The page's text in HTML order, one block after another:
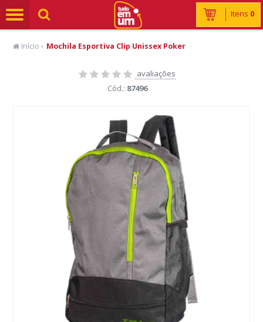
Itens 0
Início › Mochila Esportiva Clip Unissex Poker
avaliações
Cód.: 87496